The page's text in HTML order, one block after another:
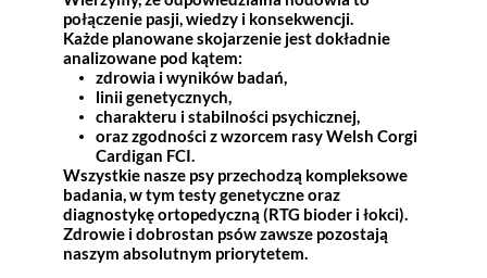
połączenie pasji, wiedzy i konsekwencji.
Każde planowane skojarzenie jest dokładnie
analizowane pod kątem:
zdrowia i wyników badań,
linii genetycznych,
charakteru i stabilności psychicznej,
oraz zgodności z wzorcem rasy Welsh Corgi
Cardigan FCI.
Wszystkie nasze psy przechodzą kompleksowe
badania, w tym testy genetyczne oraz
diagnostykę ortopedyczną (RTG bioder i łokci).
Zdrowie i dobrostan psów zawsze pozostają
naszym absolutnym priorytetem.